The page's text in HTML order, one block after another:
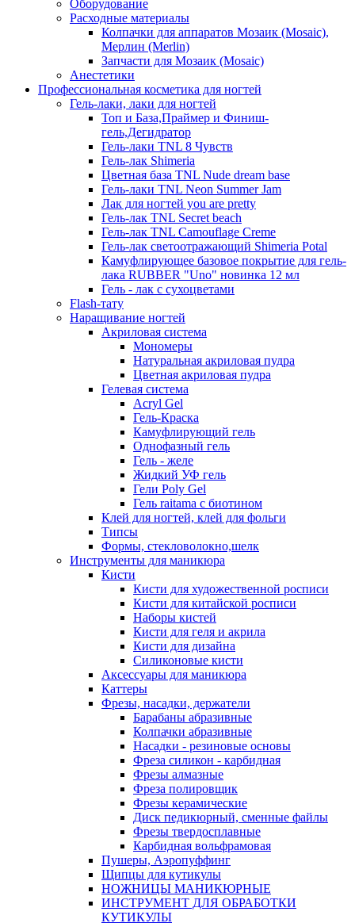
Оборудование
Расходные материалы
Колпачки для аппаратов Мозаик (Mosaic),
Мерлин (Merlin)
Запчасти для Мозаик (Mosaic)
Анестетики
Профессиональная косметика для ногтей
Гель-лаки, лаки для ногтей
Топ и База,Праймер и Финиш-
гель,Дегидратор
Гель-лаки TNL 8 Чувств
Гель-лак Shimeria
Цветная база TNL Nude dream base
Гель-лаки TNL Neon Summer Jam
Лак для ногтей you are pretty
Гель-лак TNL Secret beach
Гель-лак TNL Camouflage Creme
Гель-лак светоотражающий Shimeria Potal
Камуфлирующее базовое покрытие для гель-
лака RUBBER "Uno" новинка 12 мл
Гель - лак с сухоцветами
Flash-тату
Наращивание ногтей
Акриловая система
Мономеры
Натуральная акриловая пудра
Цветная акриловая пудра
Гелевая система
Acryl Gel
Гель-Краска
Камуфлирующий гель
Однофазный гель
Гель - желе
Жидкий УФ гель
Гели Poly Gel
Гель raitama с биотином
Клей для ногтей, клей для фольги
Типсы
Формы, стекловолокно,шелк
Инструменты для маникюра
Кисти
Кисти для художественной росписи
Кисти для китайской росписи
Наборы кистей
Кисти для геля и акрила
Кисти для дизайна
Силиконовые кисти
Аксессуары для маникюра
Каттеры
Фрезы, насадки, держатели
Барабаны абразивные
Колпачки абразивные
Насадки - резиновые основы
Фреза силикон - карбидная
Фрезы алмазные
Фреза полировщик
Фрезы керамические
Диск педикюрный, сменные файлы
Фрезы твердосплавные
Карбидная вольфрамовая
Пушеры, Аэропуффинг
Щипцы для кутикулы
НОЖНИЦЫ МАНИКЮРНЫЕ
ИНСТРУМЕНТ ДЛЯ ОБРАБОТКИ
КУТИКУЛЫ